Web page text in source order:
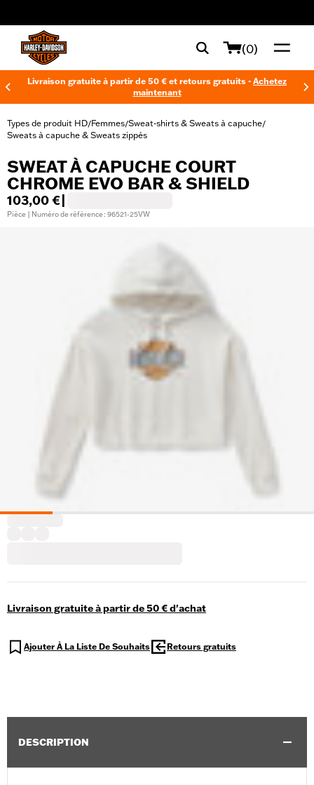
(0)
Livraison gratuite à partir de 50 € et retours gratuits - Achetez
maintenant
Types de produit HD/Femmes/Sweat-shirts & Sweats à capuche/
Sweats à capuche & Sweats zippés
SWEAT À CAPUCHE COURT
CHROME EVO BAR & SHIELD
103,00 €
Pièce | Numéro de référence : 96521-25VW
Livraison gratuite à partir de 50 € d'achat
Ajouter À La Liste De Souhaits Retours gratuits
DESCRIPTION